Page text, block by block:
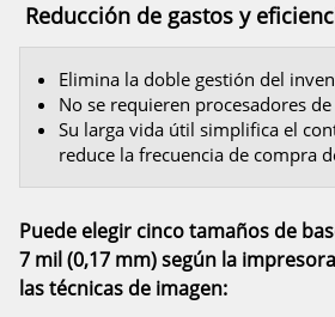
Reducción de gastos y
Elimina la doble gestión del
No se requieren procesadores
Su larga vida útil simplifica el
reduce la frecuencia de compra
Puede elegir cinco tamaños de
7 mil (0,17 mm) según la
las técnicas de imagen: